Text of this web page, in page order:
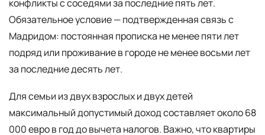
конфликты с соседями за последние пять лет.
Обязательное условие — подтвержденная связь с
Мадридом: постоянная прописка не менее пяти лет
подряд или проживание в городе не менее восьми лет
за последние десять лет.
Для семьи из двух взрослых и двух детей
максимальный допустимый доход составляет около 68
000 евро в год до вычета налогов. Важно, что квартиры